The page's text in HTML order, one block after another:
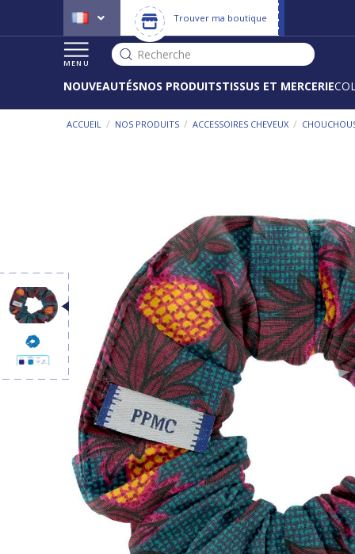
Trouver ma boutique
MENU
Recherche
NOUVEAUTÉSNOS PRODUITSTISSUS ET MERCERIE
ACCUEIL / NOS PRODUITS / ACCESSOIRES CHEVEUX /